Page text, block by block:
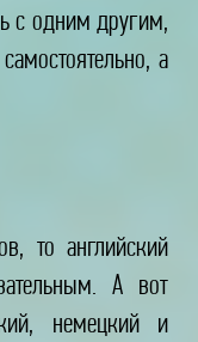
с одним другим,
а
то английский
А вот
немецкий и